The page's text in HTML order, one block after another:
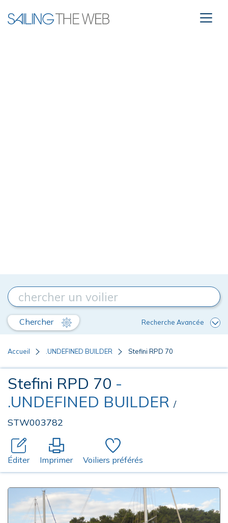
Chercher Recherche Avancée
Accueil .UNDEFINED BUILDER Stefini RPD 70
Stefini RPD 70 -
.UNDEFINED BUILDER /
STW003782
Éditer Imprimer Voiliers préférés